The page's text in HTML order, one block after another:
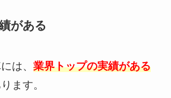
がある
は、 業界トップの実績がある
ます。